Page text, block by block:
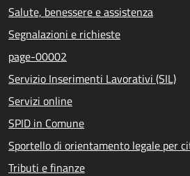
Salute, benessere e assistenza
Segnalazioni e richieste
page-00002
Servizio Inserimenti Lavorativi (SIL)
Servizi online
SPID in Comune
Sportello di orientamento legale per
Tributi e finanze